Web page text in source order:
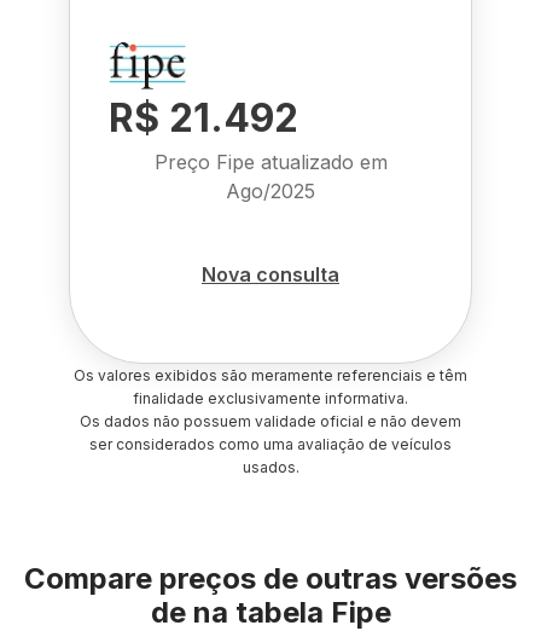
R$ 21.492
Preço Fipe atualizado em
Ago/2025
Nova consulta
Os valores exibidos são meramente referenciais e têm
finalidade exclusivamente informativa.
Os dados não possuem validade oficial e não devem
ser considerados como uma avaliação de veículos
usados.
Compare preços de outras versões
de na tabela Fipe